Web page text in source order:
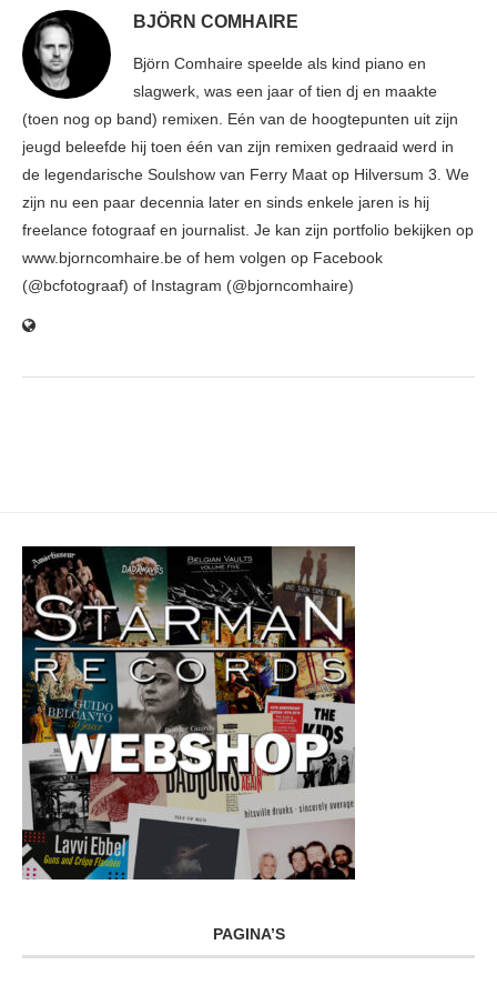
BJÖRN COMHAIRE
Björn Comhaire speelde als kind piano en
slagwerk, was een jaar of tien dj en maakte
(toen nog op band) remixen. Eén van de hoogtepunten uit zijn
jeugd beleefde hij toen één van zijn remixen gedraaid werd in
de legendarische Soulshow van Ferry Maat op Hilversum 3. We
zijn nu een paar decennia later en sinds enkele jaren is hij
freelance fotograaf en journalist. Je kan zijn portfolio bekijken op
www.bjorncomhaire.be of hem volgen op Facebook
(@bcfotograaf) of Instagram (@bjorncomhaire)
PAGINA’S